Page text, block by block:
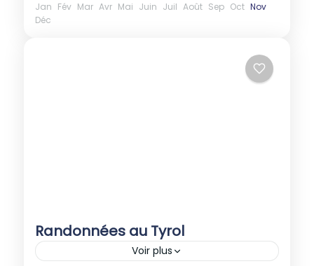
Jan Fév Mar Avr Mai Juin Juil Août Sep Oct Nov
Déc
Randonnées au Tyrol
Voir plus